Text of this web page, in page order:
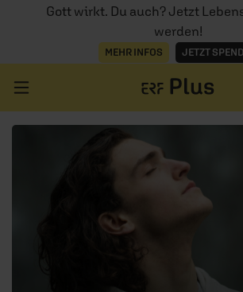
Gott wirkt. Du auch? Jetzt
werden!
MEHR INFOS JETZT